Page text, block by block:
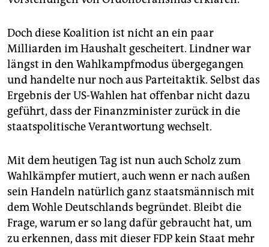
Doch diese Koalition ist nicht an ein paar
Milliarden im Haushalt gescheitert. Lindner war
längst in den Wahlkampfmodus übergegangen
und handelte nur noch aus Parteitaktik. Selbst das
Ergebnis der US-Wahlen hat offenbar nicht dazu
geführt, dass der Finanzminister zurück in die
staatspolitische Verantwortung wechselt.
Mit dem heutigen Tag ist nun auch Scholz zum
Wahlkämpfer mutiert, auch wenn er nach außen
sein Handeln natürlich ganz staatsmännisch mit
dem Wohle Deutschlands begründet. Bleibt die
Frage, warum er so lang dafür gebraucht hat, um
zu erkennen, dass mit dieser FDP kein Staat mehr